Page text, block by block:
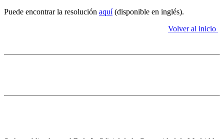
Puede encontrar la resolución aquí(disponible en inglés).